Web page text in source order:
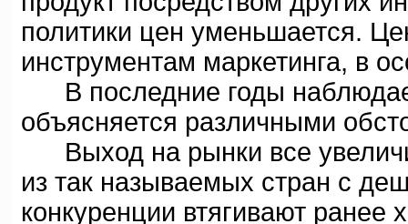
политики цен уменьшается.
инструментам маркетинга, в
В последние годы
объясняется различными
Выход на рынки все
из так называемых стран с
конкуренции втягивают